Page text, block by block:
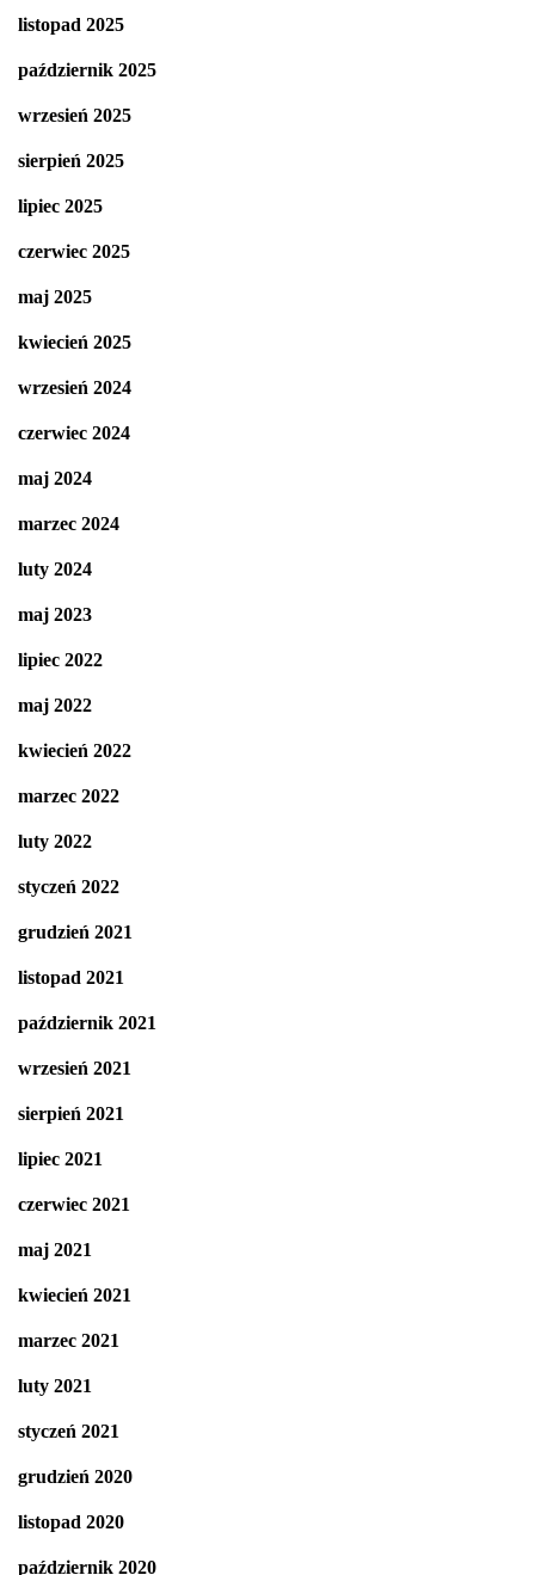
listopad 2025
październik 2025
wrzesień 2025
sierpień 2025
lipiec 2025
czerwiec 2025
maj 2025
kwiecień 2025
wrzesień 2024
czerwiec 2024
maj 2024
marzec 2024
luty 2024
maj 2023
lipiec 2022
maj 2022
kwiecień 2022
marzec 2022
luty 2022
styczeń 2022
grudzień 2021
listopad 2021
październik 2021
wrzesień 2021
sierpień 2021
lipiec 2021
czerwiec 2021
maj 2021
kwiecień 2021
marzec 2021
luty 2021
styczeń 2021
grudzień 2020
listopad 2020
październik 2020